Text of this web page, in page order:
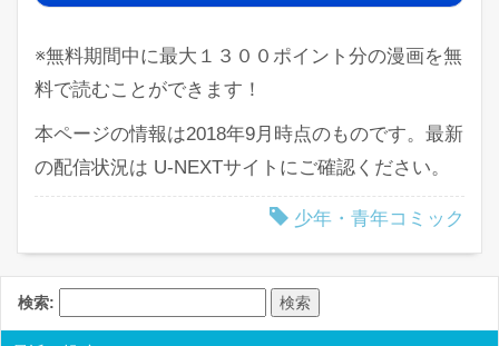
※無料期間中に最大１３００ポイント分の漫画を無
料で読むことができます！
本ページの情報は2018年9月時点のものです。最新
の配信状況は U-NEXTサイトにご確認ください。
少年・青年コミック
検索: